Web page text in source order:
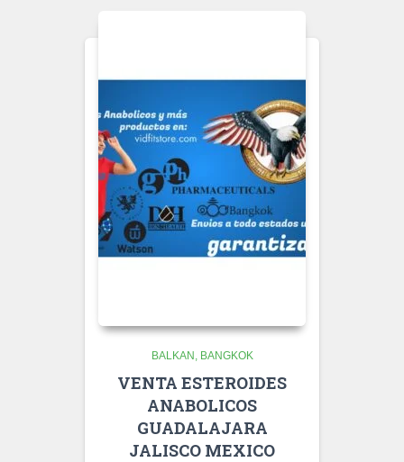
BALKAN BANGKOK
VENTA ESTEROIDES
ANABOLICOS
GUADALAJARA
JALISCO MEXICO